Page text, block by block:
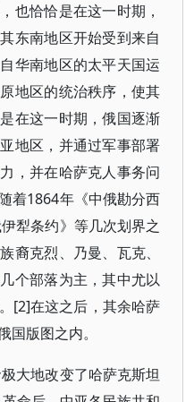
也恰恰是在这一时期，
东南地区开始受到来自
华南地区的太平天国运
地区的统治秩序，使其
在这一时期，俄国逐渐
地区，并通过军事部署
，并在哈萨克人事务问
着1864年《中俄勘分西
犁条约》等几次划界之
裔克烈、乃曼、瓦克、
个部落为主，其中尤以
[2]在这之后，其余哈萨
国版图之内。
大地改变了哈萨克斯坦